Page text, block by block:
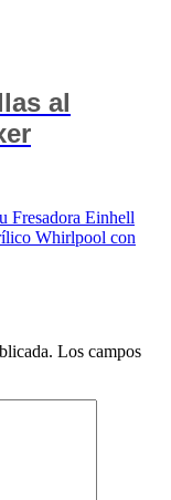
al
Fresadora Einhell
Whirlpool con
Los campos